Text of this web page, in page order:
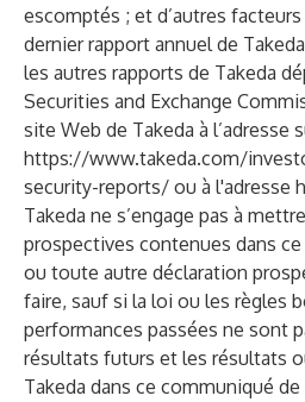
escomptés ; et d’autres
dernier rapport annuel de
les autres rapports de Takeda
Securities and Exchange
site Web de Takeda à l’adresse
https://www.takeda.com/
security-reports/ ou à l'adresse
Takeda ne s’engage pas à
prospectives contenues dans
ou toute autre déclaration
faire, sauf si la loi ou les règles
performances passées ne sont
résultats futurs et les résultats
Takeda dans ce communiqué